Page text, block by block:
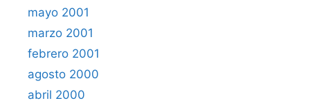
mayo 2001
marzo 2001
febrero 2001
agosto 2000
abril 2000